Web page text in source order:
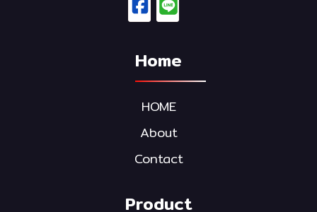
Home
HOME
About
Contact
Product